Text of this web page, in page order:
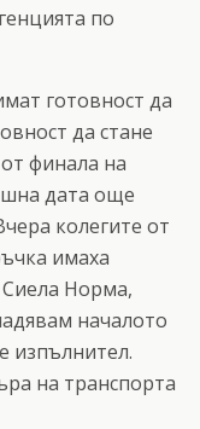
по
готовност да
да стане
финала на
дата още
колегите от
имаха
Сиела Норма,
началото
изпълнител.
на транспорта